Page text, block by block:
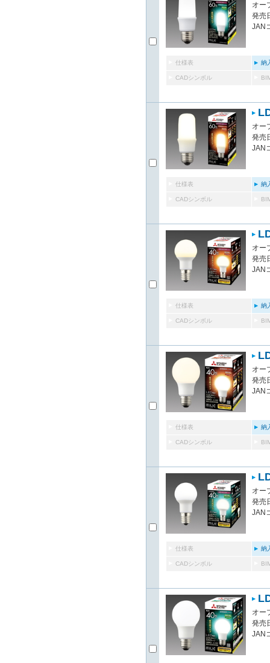
オー
発売
JAN
仕様表 納
CADシンボル
オー
発売
JAN
仕様表 納
CADシンボル
オー
発売
JAN
仕様表 納
CADシンボル
オー
発売
JAN
仕様表 納
CADシンボル
オー
発売
JAN
仕様表 納
CADシンボル
オー
発売
JAN